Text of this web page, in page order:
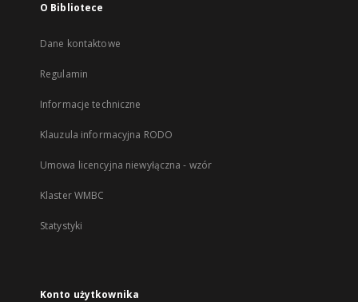
O Bibliotece
Dane kontaktowe
Regulamin
Informacje techniczne
Klauzula informacyjna RODO
Umowa licencyjna niewyłączna - wzór
Klaster WMBC
Statystyki
Konto użytkownika